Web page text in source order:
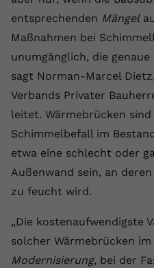
entsprechenden Mängel
Maßnahmen bei
unumgänglich, die
sagt Norman-Marcel
Verbands Privater
leitet. Wärmebrücken
Schimmelbefall im
etwa eine schlecht oder
Außenwand sein, an
zu feucht wird.
„Die kostenaufwendigste
solcher Wärmebrücken
Modernisierung, bei der
Laufzeit 1 Jahr
Zweck
Dieser
zufällig
historische
Webseiten-
Name fe_typo_user
Anbieter
Laufzeit Session
Dieses
Website zu
Name _gcl au
Anbieter Google Ads
Laufzeit 90 Tage
Zweck
Wird von
Conversion-
Website
Cookie-
Externe Inhalte
Wir verwenden auf
um Ihnen zusätzliche
Name vuid
Anbieter vimeo.com
Zweck
indem es
Einbetten
Cookie-